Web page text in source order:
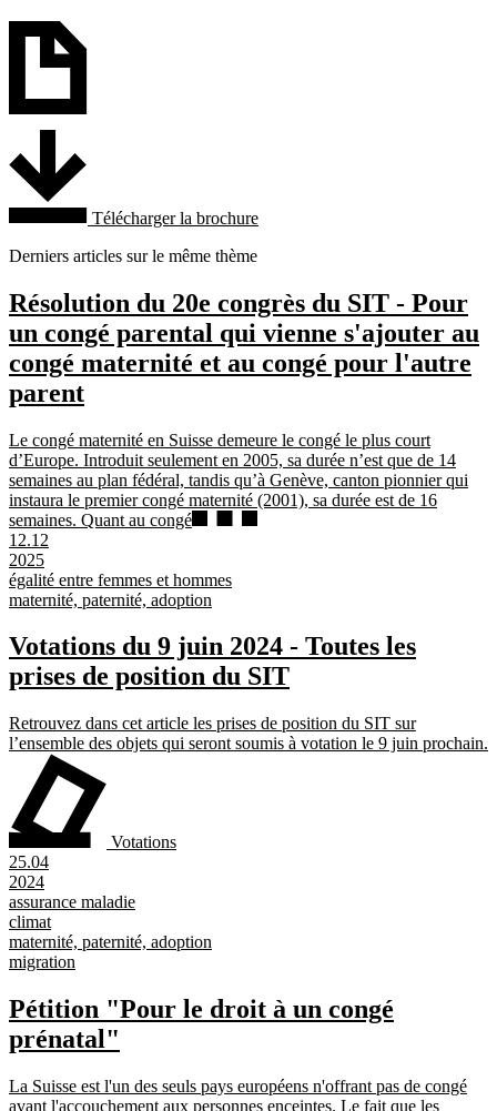
Télécharger la brochure
Derniers articles sur le même thème
Résolution du 20e congrès du SIT - Pour
un congé parental qui vienne s'ajouter au
congé maternité et au congé pour l'autre
parent
Le congé maternité en Suisse demeure le congé le plus court
d’Europe. Introduit seulement en 2005, sa durée n’est que de 14
semaines au plan fédéral, tandis qu’à Genève, canton pionnier qui
instaura le premier congé maternité (2001), sa durée est de 16
semaines. Quant au congé
12.12
2025
égalité entre femmes et hommes
maternité, paternité, adoption
Votations du 9 juin 2024 - Toutes les
prises de position du SIT
Retrouvez dans cet article les prises de position du SIT sur
l’ensemble des objets qui seront soumis à votation le 9 juin prochain.
Votations
25.04
2024
assurance maladie
climat
maternité, paternité, adoption
migration
Pétition "Pour le droit à un congé
prénatal"
La Suisse est l'un des seuls pays européens n'offrant pas de congé
avant l'accouchement aux personnes enceintes. Le fait que les